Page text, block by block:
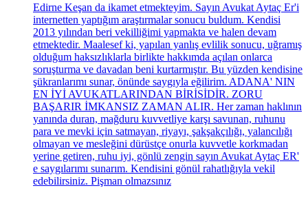
Edirne Keşan da ikamet etmekteyim. Sayın Avukat Aytaç Er'i
internetten yaptığım araştırmalar sonucu buldum. Kendisi
2013 yılından beri vekilliğimi yapmakta ve halen devam
etmektedir. Maalesef ki, yapılan yanlış evlilik sonucu, uğramış
olduğum haksızlıklarla birlikte hakkımda açılan onlarca
soruşturma ve davadan beni kurtarmıştır. Bu yüzden kendisine
şükranlarımı sunar, önünde saygıyla eğilirim. ADANA' NIN
EN İYİ AVUKATLARINDAN BİRİSİDİR. ZORU
BAŞARIR İMKANSIZ ZAMAN ALIR. Her zaman haklının
yanında duran, mağduru kuvvetliye karşı savunan, ruhunu
para ve mevki için satmayan, riyayı, şakşakçılığı, yalancılığı
olmayan ve mesleğini dürüstçe onurla kuvvetle korkmadan
yerine getiren, ruhu iyi, gönlü zengin sayın Avukat Aytaç ER'
e saygılarımı sunarım. Kendisini gönül rahatlığıyla vekil
edebilirsiniz. Pişman olmazsınız